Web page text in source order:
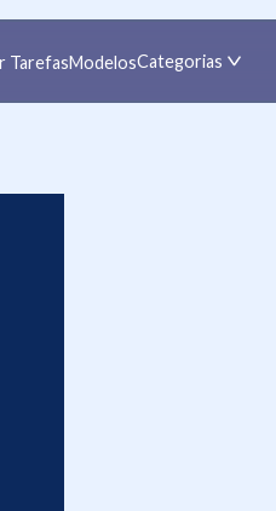
TarefasModelosCategorias